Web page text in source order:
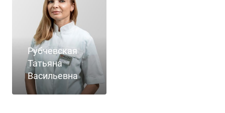
Рубчевская
Татьяна
Васильевна